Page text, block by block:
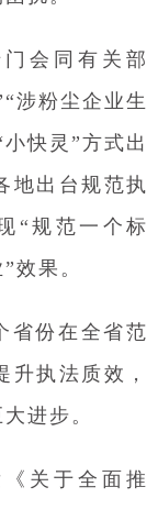
会同有关部
涉粉尘企业生
快灵”方式出
地出台规范执
“规范一个标
效果。
省份在全省范
升执法质效，
进步。
关于全面推